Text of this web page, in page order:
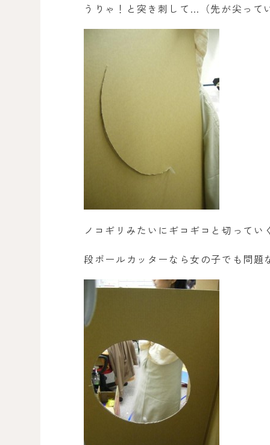
うりゃ！と突き刺して…（先が尖って
ノコギリみたいにギコギコと切ってい
段ボールカッターなら女の子でも問題